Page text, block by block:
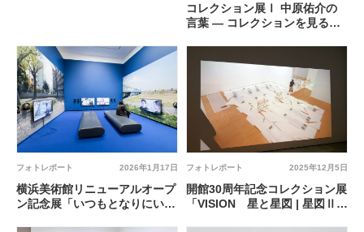
コレクション展Ⅰ 中原佑介の
言葉 ― コレクションを見るあ
2026年1月17日
フォトレポート
横浜美術館リニューアルオープ
ン記念展「いつもとなりにいる
2025年12月5日
フォトレポート
開館30周年記念コレクション展
「VISION 星と星図 | 星図Ⅱ：